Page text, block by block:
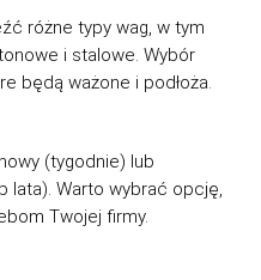
różne typy wag, w tym
i stalowe. Wybór
będą ważone i podłoża.
(tygodnie) lub
lata). Warto wybrać opcję,
Twojej firmy.